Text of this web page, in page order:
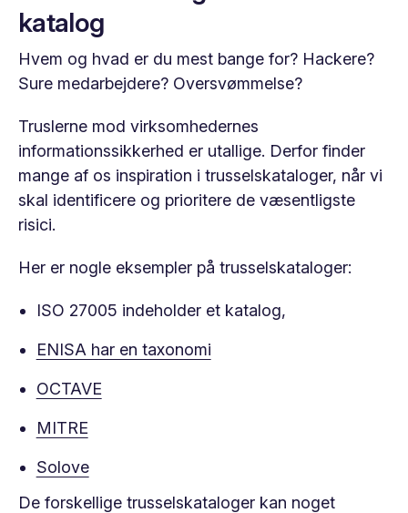
katalog
Hvem og hvad er du mest bange for? Hackere?
Sure medarbejdere? Oversvømmelse?
Truslerne mod virksomhedernes
informationssikkerhed er utallige. Derfor finder
mange af os inspiration i trusselskataloger, når vi
skal identificere og prioritere de væsentligste
risici.
Her er nogle eksempler på trusselskataloger:
ISO 27005 indeholder et katalog,
ENISA har en taxonomi
OCTAVE
MITRE
Solove
De forskellige trusselskataloger kan noget